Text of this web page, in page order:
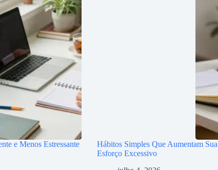
e Menos Estressante
Hábitos Simples Que Aumentam
Esforço Excessivo